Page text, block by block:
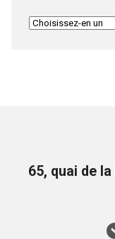
65, quai de